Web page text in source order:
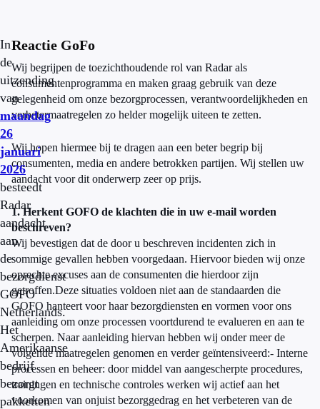
In
de
uitzending
van
maandag
26
januari
2026
besteedt
Radar
aandacht
aan
de
bezorgdienst
GOFO
Netherlands.
Het
Amerikaanse
bedrijf
bezorgt
pakketten
Reactie GoFo
Wij begrijpen de toezichthoudende rol van Radar als
consumentenprogramma en maken graag gebruik van deze
gelegenheid om onze bezorgprocessen, verantwoordelijkheden en
verbetermaatregelen zo helder mogelijk uiteen te zetten.
Wij hopen hiermee bij te dragen aan een beter begrip bij
consumenten, media en andere betrokken partijen. Wij stellen uw
aandacht voor dit onderwerp zeer op prijs.
1. Herkent GOFO de klachten die in uw e-mail worden
beschreven?
Wij bevestigen dat de door u beschreven incidenten zich in
sommige gevallen hebben voorgedaan. Hiervoor bieden wij onze
oprechte excuses aan de consumenten die hierdoor zijn
getroffen.Deze situaties voldoen niet aan de standaarden die
GOFO hanteert voor haar bezorgdiensten en vormen voor ons
aanleiding om onze processen voortdurend te evalueren en aan te
scherpen. Naar aanleiding hiervan hebben wij onder meer de
volgende maatregelen genomen en verder geïntensiveerd:- Interne
processen en beheer: door middel van aangescherpte procedures,
trainingen en technische controles werken wij actief aan het
voorkomen van onjuist bezorggedrag en het verbeteren van de